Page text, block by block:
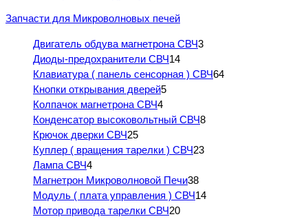
Запчасти для Микроволновых печей
Двигатель обдува магнетрона СВЧ3
Диоды-предохранители СВЧ14
Клавиатура ( панель сенсорная ) СВЧ64
Кнопки открывания дверей5
Колпачок магнетрона СВЧ4
Конденсатор высоковольтный СВЧ8
Крючок дверки СВЧ25
Куплер ( вращения тарелки ) СВЧ23
Лампа СВЧ4
Магнетрон Микроволновой Печи38
Модуль ( плата управления ) СВЧ14
Мотор привода тарелки СВЧ20